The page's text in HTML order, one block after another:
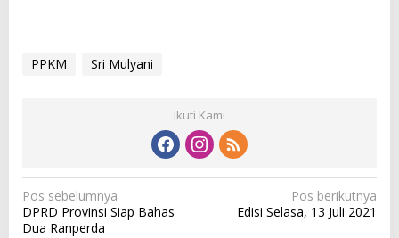
PPKM Sri Mulyani
Ikuti Kami
N
a
Pos sebelumnya
DPRD Provinsi Siap Bahas
Dua Ranperda
Pos berikutnya
Edisi Selasa, 13 Juli 2021